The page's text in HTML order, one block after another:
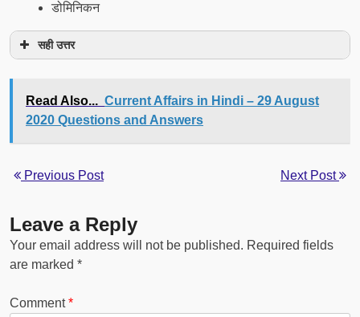
डोमिनिकन
सही उत्तर
Read Also... Current Affairs in Hindi – 29 August
2020 Questions and Answers
Previous Post Next Post
Leave a Reply
Your email address will not be published. Required fields
are marked *
Comment*